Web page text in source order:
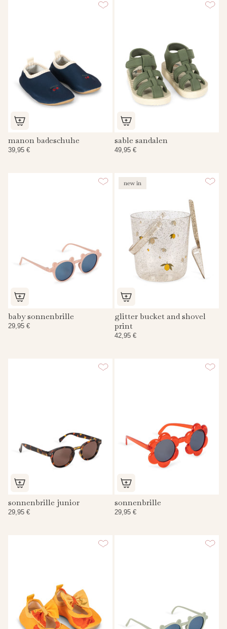
manon badeschuhe
39,95 €
sable sandalen
49,95 €
baby sonnenbrille
29,95 €
new in
glitter bucket and shovel
print
42,95 €
sonnenbrille junior
29,95 €
sonnenbrille
29,95 €